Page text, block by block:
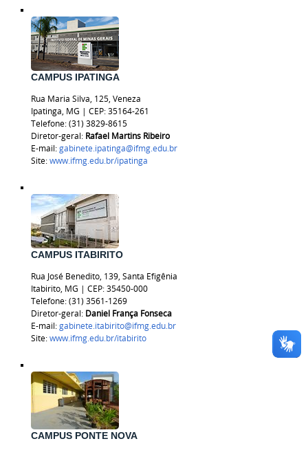
CAMPUS IPATINGA
Rua Maria Silva, 125, Veneza
Ipatinga, MG | CEP: 35164-261
Telefone: (31) 3829-8615
Diretor-geral: Rafael Martins Ribeiro
E-mail:gabinete.ipatinga@ifmg.edu.br
Site:www.ifmg.edu.br/ipatinga
CAMPUS ITABIRITO
Rua José Benedito, 139, Santa Efigênia
Itabirito, MG | CEP: 35450-000
Telefone: (31) 3561-1269
Diretor-geral: Daniel França Fonseca
E-mail:gabinete.itabirito@ifmg.edu.br
Site:www.ifmg.edu.br/itabirito
CAMPUS PONTE NOVA